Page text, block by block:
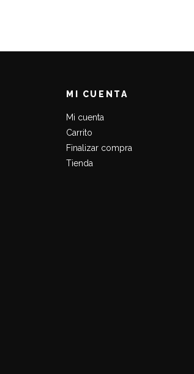
MI CUENTA
Mi cuenta
Carrito
Finalizar compra
Tienda